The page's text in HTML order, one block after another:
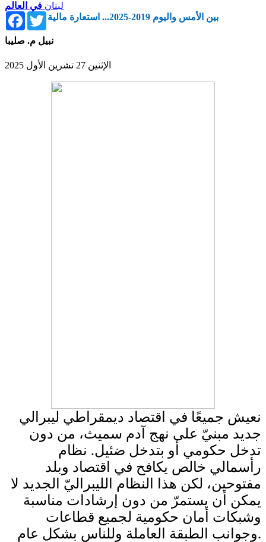
لبنان في العالم
FacebookTwitter بين الأمس واليوم 2019-2025... استعارة مالية
نبيل م. صليبا
الإثنين 27 تشرين الأول 2025
نعيش جميعًا في اقتصاد ديمقراطي ليبرالي
جديد مبنيّ على نهج آدم سميث، من دون
تدخل حكومي أو بتدخل ضئيل. نظام
رأسمالي خالص يكافح في اقتصاد وبلد
مفتوحين، لكن هذا النظام الليبراليّ الجديد لا
يمكن أن يستمرّ من دون إرشادات مناسبة
وشبكات أمان حكومية لجميع قطاعات
وجوانب الطبقة العاملة وللناس بشكل عام.